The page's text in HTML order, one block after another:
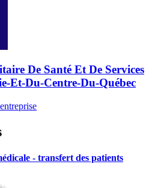
De Santé Et De Services
Et-Du-Centre-Du-Québec
- transfert des patients